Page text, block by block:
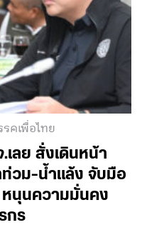
คเพื่อไทย
เลย สั่งเดินหน้า
วม-น้ำแล้ง จับมือ
นุนความมั่นคง
กร